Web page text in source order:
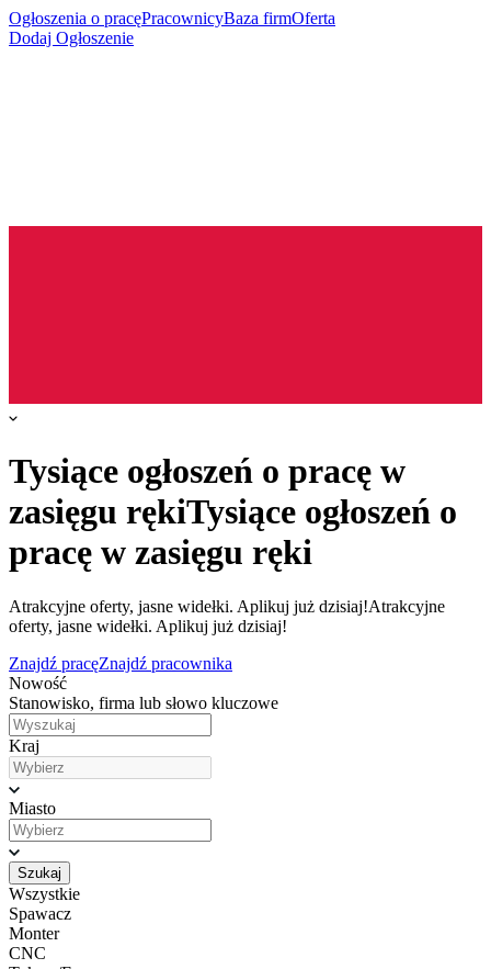
Ogłoszenia o pracęPracownicyBaza firmOferta
Dodaj Ogłoszenie
Tysiące ogłoszeń o pracę w
zasięgu rękiTysiące ogłoszeń o
pracę w zasięgu ręki
Atrakcyjne oferty, jasne widełki. Aplikuj już dzisiaj!Atrakcyjne
oferty, jasne widełki. Aplikuj już dzisiaj!
Znajdź pracęZnajdź pracownika
Nowość
Stanowisko, firma lub słowo kluczowe
Kraj
Miasto
Szukaj
Wszystkie
Spawacz
Monter
CNC